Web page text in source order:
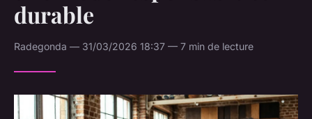
durable
Radegonda — 31/03/2026 18:37 — 7 min de lecture